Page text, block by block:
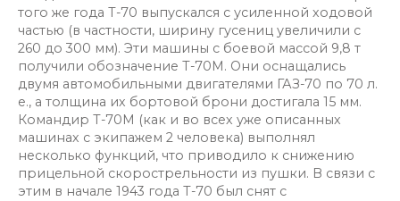
того же года Т-70 выпускался с усиленной ходовой
частью (в частности, ширину гусениц увеличили с
260 до 300 мм). Эти машины с боевой массой 9,8 т
получили обозначение Т-70М. Они оснащались
двумя автомобильными двигателями ГАЗ-70 по 70 л.
е., а толщина их бортовой брони достигала 15 мм.
Командир Т-70М (как и во всех уже описанных
машинах с экипажем 2 человека) выполнял
несколько функций, что приводило к снижению
прицельной скорострельности из пушки. В связи с
этим в начале 1943 года Т-70 был снят с